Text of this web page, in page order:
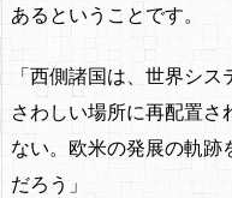
あるということです。
「西側諸国は、世界シ
さわしい場所に再配置
ない。欧米の発展の軌跡
だろう」